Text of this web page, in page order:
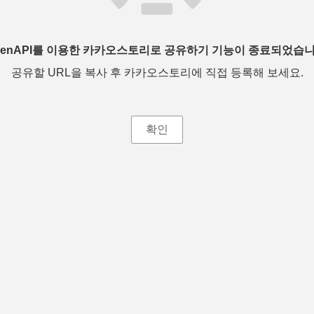
를 이용한 카카오스토리로 공유하기 기능이 종료되었습
공유할 URL을 복사 후 카카오스토리에 직접 등록해 보세요.
확인